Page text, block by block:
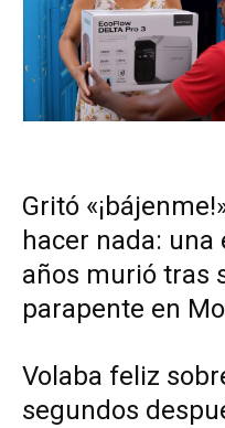
Gritó
hacer nada:
años murió tras
parapente en
Volaba feliz
segundos